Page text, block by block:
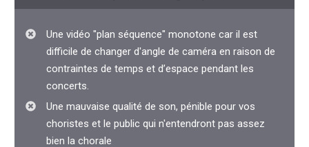
Une vidéo "plan séquence" monotone car il est
difficile de changer d'angle de caméra en raison de
contraintes de temps et d’espace pendant les
concerts.
Une mauvaise qualité de son, pénible pour vos
choristes et le public qui n'entendront pas assez
bien la chorale